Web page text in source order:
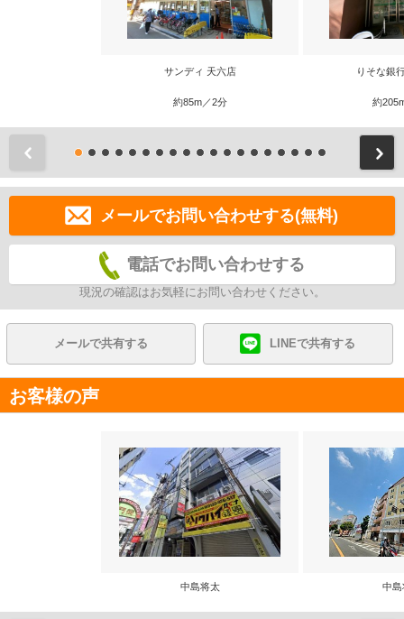
サンディ 天六店
約85m／2分
りそな銀
約
メールでお問い合わせする(無料)
電話でお問い合わせする
現況の確認はお気軽にお問い合わせください。
メールで共有する LINEで共有する
お客様の声
中島将太 中島